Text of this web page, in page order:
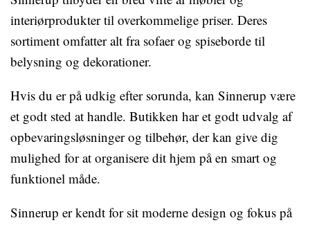
interiørprodukter til overkommelige priser. Deres
sortiment omfatter alt fra sofaer og spiseborde til
belysning og dekorationer.
Hvis du er på udkig efter sorunda, kan Sinnerup være
et godt sted at handle. Butikken har et godt udvalg af
opbevaringsløsninger og tilbehør, der kan give dig
mulighed for at organisere dit hjem på en smart og
funktionel måde.
Sinnerup er kendt for sit moderne design og fokus på